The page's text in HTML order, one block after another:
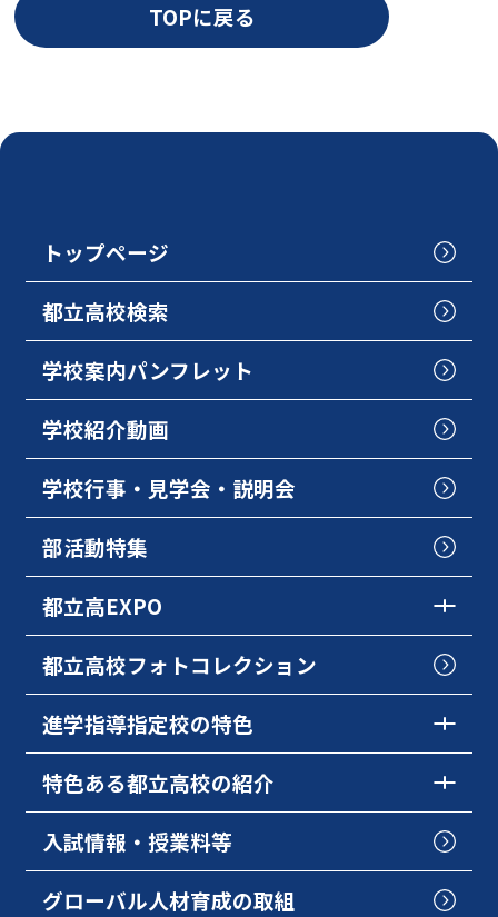
TOPに戻る
トップページ
都立高校検索
学校案内パンフレット
学校紹介動画
学校行事・見学会・説明会
部活動特集
都立高EXPO
都立高校フォトコレクション
進学指導指定校の特色
特色ある都立高校の紹介
入試情報・授業料等
グローバル人材育成の取組